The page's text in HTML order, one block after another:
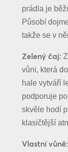
prádla je
Působí
takže se v
Zelený čaj:
vůni, která
hale vytváří
podporuje
skvěle hodí
klasičtější
Vlastní vůně: